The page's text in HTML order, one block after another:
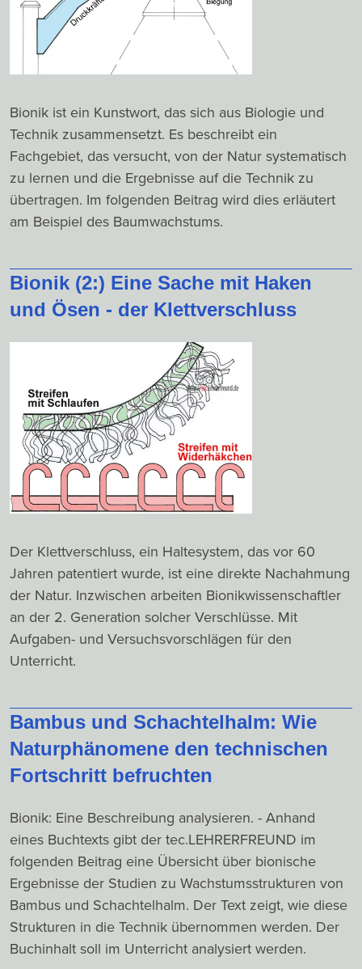
Bionik ist ein Kunstwort, das sich aus Biologie und
Technik zusammensetzt. Es beschreibt ein
Fachgebiet, das versucht, von der Natur systematisch
zu lernen und die Ergebnisse auf die Technik zu
übertragen. Im folgenden Beitrag wird dies erläutert
am Beispiel des Baumwachstums.
Bionik (2:) Eine Sache mit Haken
und Ösen - der Klettverschluss
Der Klettverschluss, ein Haltesystem, das vor 60
Jahren patentiert wurde, ist eine direkte Nachahmung
der Natur. Inzwischen arbeiten Bionikwissenschaftler
an der 2. Generation solcher Verschlüsse. Mit
Aufgaben- und Versuchsvorschlägen für den
Unterricht.
Bambus und Schachtelhalm: Wie
Naturphänomene den technischen
Fortschritt befruchten
Bionik: Eine Beschreibung analysieren. - Anhand
eines Buchtexts gibt der tec.LEHRERFREUND im
folgenden Beitrag eine Übersicht über bionische
Ergebnisse der Studien zu Wachstumsstrukturen von
Bambus und Schachtelhalm. Der Text zeigt, wie diese
Strukturen in die Technik übernommen werden. Der
Buchinhalt soll im Unterricht analysiert werden.